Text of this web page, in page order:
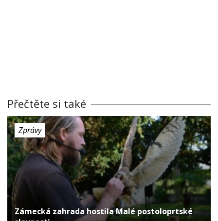
Přečtěte si také
Zprávy
Zámecká zahrada hostila Malé postoloprtské